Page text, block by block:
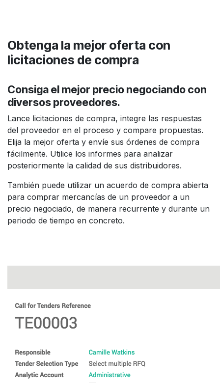
Obtenga la mejor oferta con
licitaciones de compra
Consiga el mejor precio negociando con
diversos proveedores.
Lance licitaciones de compra, integre las respuestas
del proveedor en el proceso y compare propuestas.
Elija la mejor oferta y envíe sus órdenes de compra
fácilmente. Utilice los informes para analizar
posteriormente la calidad de sus distribuidores.
También puede utilizar un acuerdo de compra abierta
para comprar mercancías de un proveedor a un
precio negociado, de manera recurrente y durante un
periodo de tiempo en concreto.